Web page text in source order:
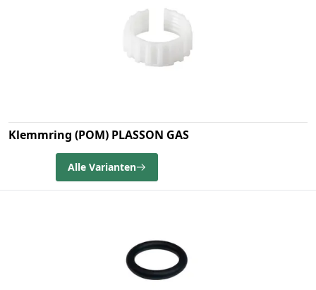
Klemmring (POM) PLASSON GAS
Alle Varianten